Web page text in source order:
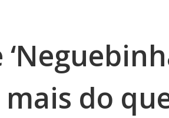
do